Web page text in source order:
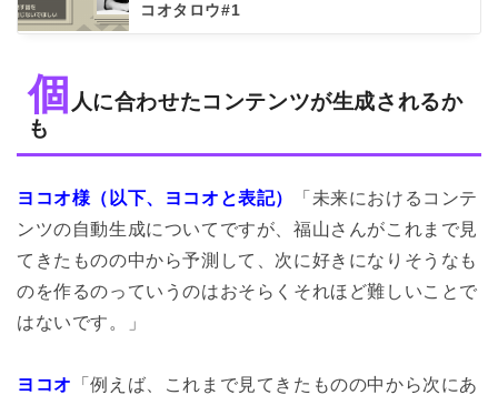
コオタロウ#1
個 人に合わせたコンテンツが生成されるか
も
ヨコオ様（以下、ヨコオと表記）
「未来におけるコンテ
ンツの自動生成についてですが、福山さんがこれまで見
てきたものの中から予測して、次に好きになりそうなも
のを作るのっていうのはおそらくそれほど難しいことで
はないです。」
ヨコオ
「例えば、これまで見てきたものの中から次にあ